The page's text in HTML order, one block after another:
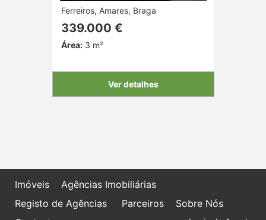
Ferreiros, Amares, Braga
339.000 €
Área:3 m²
Ver detalhes
Imóveis
Agências Imobiliárias
Registo de Agências
Parceiros
Sobre Nós